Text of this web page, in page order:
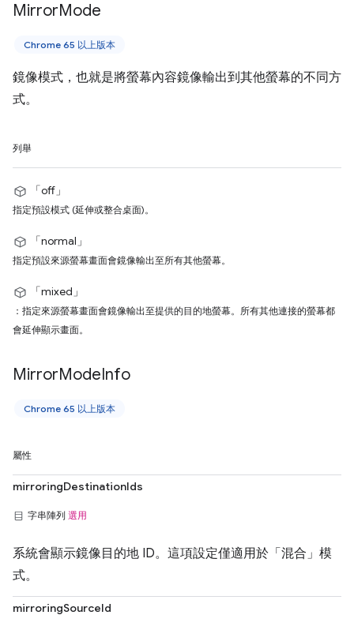
MirrorMode
Chrome 65 以上版本
鏡像模式，也就是將螢幕內容鏡像輸出到其他螢幕的不同方
式。
列舉
「off」
指定預設模式 (延伸或整合桌面)。
「normal」
指定預設來源螢幕畫面會鏡像輸出至所有其他螢幕。
「mixed」
：指定來源螢幕畫面會鏡像輸出至提供的目的地螢幕。所有其他連接的螢幕都
會延伸顯示畫面。
MirrorModeInfo
Chrome 65 以上版本
屬性
mirroringDestinationIds
字串陣列 選用
系統會顯示鏡像目的地 ID。這項設定僅適用於「混合」模
式。
mirroringSourceId